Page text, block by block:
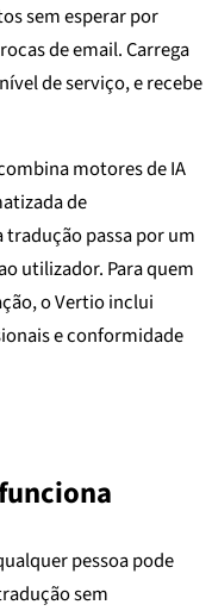
sem esperar por
de email. Carrega
de serviço, e recebe
motores de IA
de
passa por um
utilizador. Para quem
o Vertio inclui
e conformidade
pessoa pode
sem